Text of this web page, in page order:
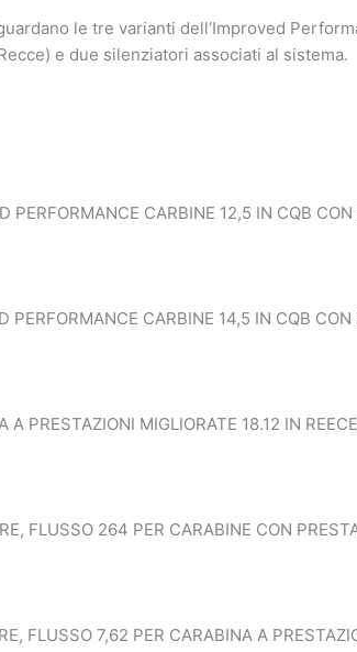
le tre varianti dell’Improved
e due silenziatori associati al sistema.
CARBINE 12,5 IN CQB
CARBINE 14,5 IN CQB CON
PRESTAZIONI MIGLIORATE 18.12 IN
FLUSSO 264 PER CARABINE CON
FLUSSO 7,62 PER CARABINA A